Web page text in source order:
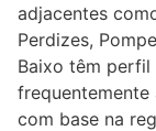
adjacentes
Perdizes,
Baixo têm perfil
frequentemente
com base na